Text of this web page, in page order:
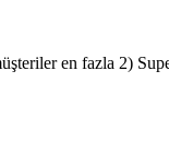
en fazla 2)